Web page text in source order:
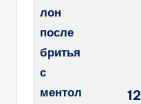
лон
после
бритья
с
ментол
12